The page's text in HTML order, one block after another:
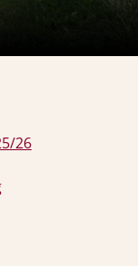
26